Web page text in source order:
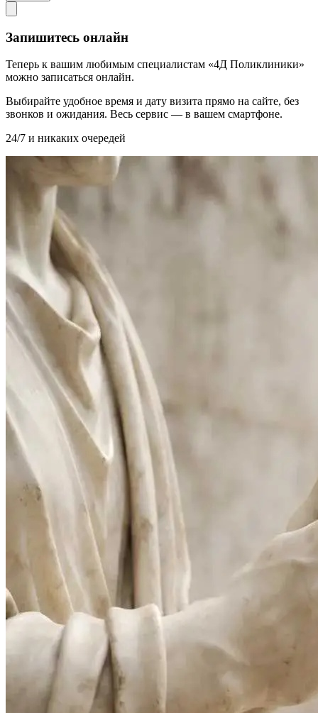
Запишитесь онлайн
Теперь к вашим любимым специалистам «4Д Поликлиники»
можно записаться онлайн.
Выбирайте удобное время и дату визита прямо на сайте, без
звонков и ожидания. Весь сервис — в вашем смартфоне.
24/7 и никаких очередей